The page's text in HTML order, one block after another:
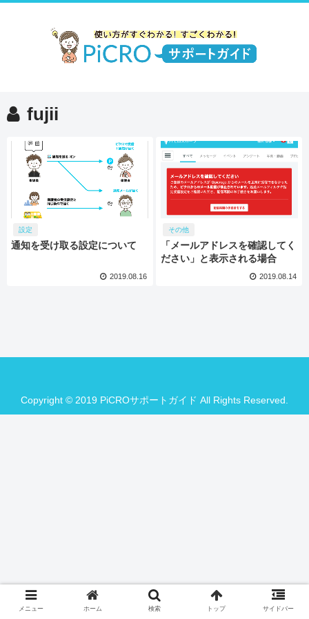
fujii
設定
通知を受け取る設定について
2019.08.16
その他
「メールアドレスを確認してく
ださい」と表示される場合
2019.08.14
Copyright © 2019 PiCROサポートガイド All Rights Reserved.
メニュー ホーム 検索 トップ サイドバー